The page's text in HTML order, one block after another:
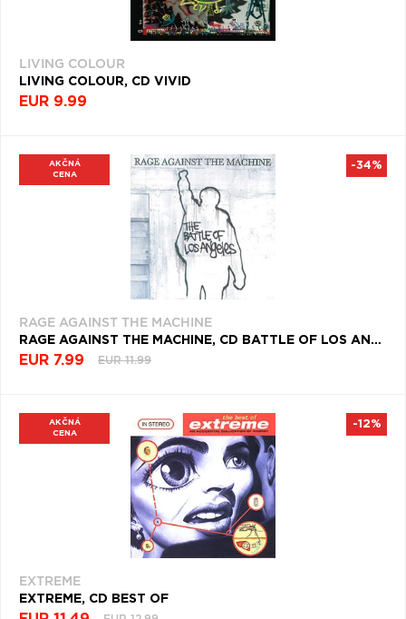
LIVING COLOUR
LIVING COLOUR, CD VIVID
EUR 9.99
AKČNÁ
CENA
RAGE AGAINST THE MACHINE
RAGE AGAINST THE MACHINE, CD BATTLE OF LOS ANGELES
EUR 7.99 EUR 11.99
-34%
AKČNÁ
CENA
EXTREME
EXTREME, CD BEST OF
-12%